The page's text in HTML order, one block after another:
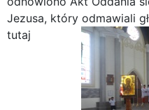
Jezusa, który odmawiali
tutaj